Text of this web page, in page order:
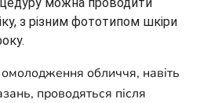
з різним фототипом шкіри
обличчя, навіть
проводяться після